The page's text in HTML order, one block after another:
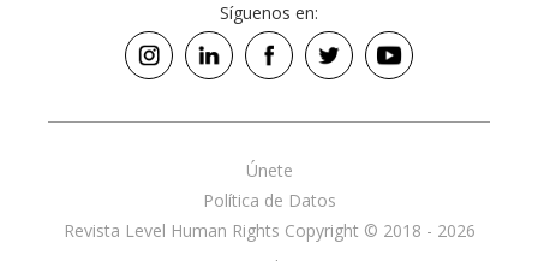
Síguenos en:
Revista Level Human Rights Copyright © 2018 - 2026
Política de Datos
Únete